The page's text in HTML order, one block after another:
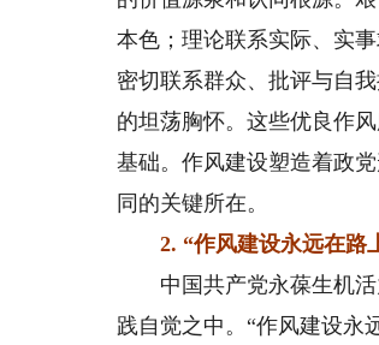
本色；理论联系实际、实
密切联系群众、批评与自
的坦荡胸怀。这些优良作
基础。作风建设塑造着政
同的关键所在。
2. “作风建设永远在路
中国共产党永葆生机活
践自觉之中。“作风建设永